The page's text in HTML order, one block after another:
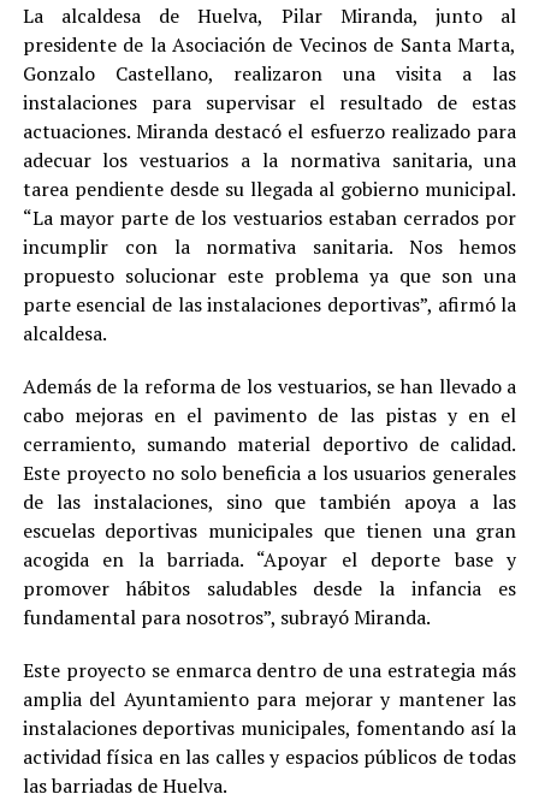
La alcaldesa de Huelva, Pilar Miranda, junto al
presidente de la Asociación de Vecinos de Santa Marta,
Gonzalo Castellano, realizaron una visita a las
instalaciones para supervisar el resultado de estas
actuaciones. Miranda destacó el esfuerzo realizado para
adecuar los vestuarios a la normativa sanitaria, una
tarea pendiente desde su llegada al gobierno municipal.
“La mayor parte de los vestuarios estaban cerrados por
incumplir con la normativa sanitaria. Nos hemos
propuesto solucionar este problema ya que son una
parte esencial de las instalaciones deportivas”, afirmó la
alcaldesa.
Además de la reforma de los vestuarios, se han llevado a
cabo mejoras en el pavimento de las pistas y en el
cerramiento, sumando material deportivo de calidad.
Este proyecto no solo beneficia a los usuarios generales
de las instalaciones, sino que también apoya a las
escuelas deportivas municipales que tienen una gran
acogida en la barriada. “Apoyar el deporte base y
promover hábitos saludables desde la infancia es
fundamental para nosotros”, subrayó Miranda.
Este proyecto se enmarca dentro de una estrategia más
amplia del Ayuntamiento para mejorar y mantener las
instalaciones deportivas municipales, fomentando así la
actividad física en las calles y espacios públicos de todas
las barriadas de Huelva.